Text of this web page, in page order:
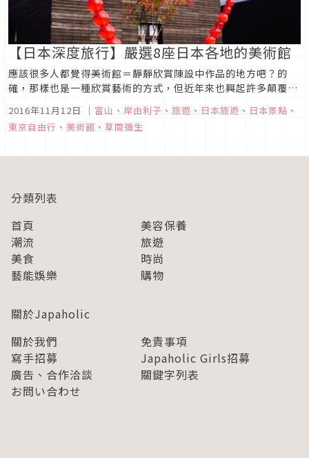
【日本深度旅行】嚴選8座日本各地的美術館
應該很多人都覺得美術館＝靜靜欣賞陳設中作品的地方吧？的
確，那樣也是一種欣賞藝術的方式，但近年來也興起許多顛覆傳
妙景觀的美麗庭園，或是自己也能成為作品一部分的體驗型美術
館等！
2016年11月12日 ｜ 富山 、 岸由利子 、 旅遊 、 日本旅遊 、 日本景點 、
東京自由行 、 美術館 、 草間彌生
分類列表
首頁
美容保養
潮流
旅遊
美食
時尚
藝能娛樂
購物
關於Japaholic
關於我們
免責事項
寫手招募
Japaholic Girls招募
廣告、合作洽談
關鍵字列表
お問い合わせ